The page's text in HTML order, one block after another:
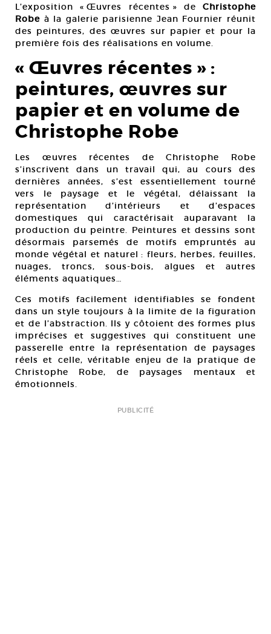
L’exposition « Œuvres récentes » de Christophe
Robe à la galerie parisienne Jean Fournier réunit
des peintures, des œuvres sur papier et pour la
première fois des réalisations en volume.
« Œuvres récentes » :
peintures, œuvres sur
papier et en volume de
Christophe Robe
Les œuvres récentes de Christophe Robe
s’inscrivent dans un travail qui, au cours des
dernières années, s’est essentiellement tourné
vers le paysage et le végétal, délaissant la
représentation d’intérieurs et d’espaces
domestiques qui caractérisait auparavant la
production du peintre. Peintures et dessins sont
désormais parsemés de motifs empruntés au
monde végétal et naturel : fleurs, herbes, feuilles,
nuages, troncs, sous-bois, algues et autres
éléments aquatiques…
Ces motifs facilement identifiables se fondent
dans un style toujours à la limite de la figuration
et de l’abstraction. Ils y côtoient des formes plus
imprécises et suggestives qui constituent une
passerelle entre la représentation de paysages
réels et celle, véritable enjeu de la pratique de
Christophe Robe, de paysages mentaux et
émotionnels.
PUBLICITÉ